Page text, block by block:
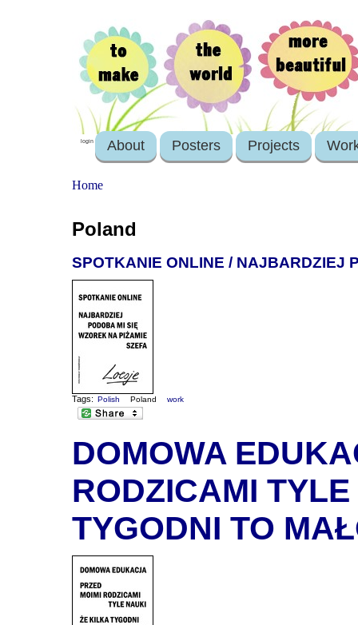
login About Posters Projects
Home
Poland
SPOTKANIE ONLINE / NAJBARDZIEJ
Tags: Polish Poland work
DOMOWA
RODZICAMI
TYGODNI TO